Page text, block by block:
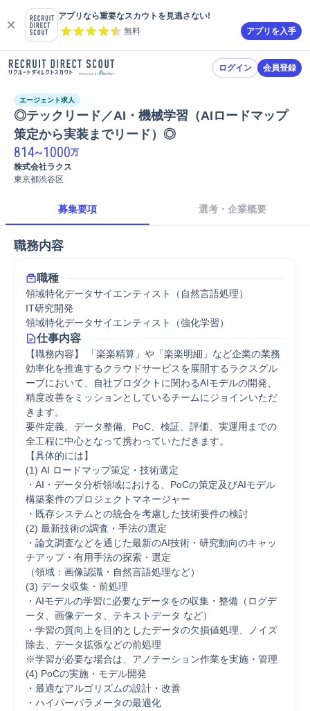
アプリなら重要なスカウトを見逃さない!
無料
アプリを入手
ログイン 会員登録
エージェント求人
◎テックリード／AI・機械学習（AIロードマップ
策定から実装までリード）◎
814~1000万
株式会社ラクス
東京都渋谷区
募集要項 選考・企業概要
職務内容
職種
領域特化データサイエンティスト（自然言語処理）
IT研究開発
領域特化データサイエンティスト（強化学習）
仕事内容
【職務内容】 「楽楽精算」や「楽楽明細」など企業の業務
効率化を推進するクラウドサービスを展開するラクスグル
ープにおいて、自社プロダクトに関わるAIモデルの開発、
精度改善をミッションとしているチームにジョインいただ
きます。
要件定義、データ整備、PoC、検証、評価、実運用までの
全工程に中心となって携わっていただきます。
【具体的には】
(1) AI ロードマップ策定・技術選定
・AI・データ分析領域における、PoCの策定及びAIモデル
構築案件のプロジェクトマネージャー
・既存システムとの統合を考慮した技術要件の検討
(2) 最新技術の調査・手法の選定
・論文調査などを通じた最新のAI技術・研究動向のキャッ
チアップ・有用手法の探索・選定
（領域：画像認識・自然言語処理など）
(3) データ収集・前処理
・AIモデルの学習に必要なデータをの収集・整備（ログデ
ータ、画像データ、テキストデータ など）
・学習の質向上を目的としたデータの欠損値処理、ノイズ
除去、データ拡張などの前処理
※学習が必要な場合は、アノテーション作業を実施・管理
(4) PoCの実施・モデル開発
・最適なアルゴリズムの設計・改善
・ハイパーパラメータの最適化